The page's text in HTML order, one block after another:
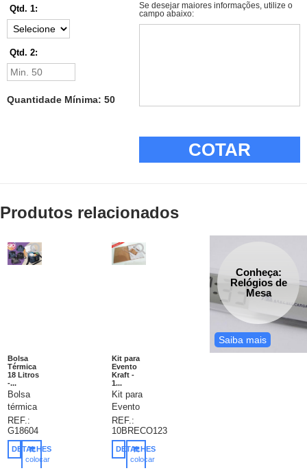
Qtd. 1:
Qtd. 2:
Quantidade Mínima: 50
Se desejar maiores informações, utilize o
campo abaixo:
COTAR
Produtos relacionados
Bolsa
Térmica
18 Litros
-...
Bolsa
térmica
personalizada,
bolsa
térmica
18
litros.
REF.:
G18604
DETALHES
colocar
Kit para
Evento
Kraft -
1...
Kit para
Evento
Kraft,
composto
por
Pasta
Ecológica,
REF.:
10BRECO123
DETALHES
colocar
Conheça:
Relógios de
Mesa
Saiba mais